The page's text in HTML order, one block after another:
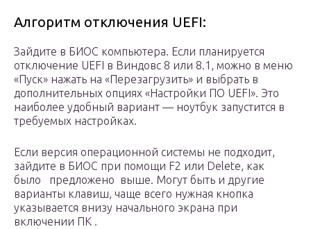
Алгоритм отключения UEFI:
Зайдите в БИОС компьютера. Если планируется
отключение UEFI в Виндовс 8 или 8.1, можно в меню
«Пуск» нажать на «Перезагрузить» и выбрать в
дополнительных опциях «Настройки ПО UEFI». Это
наиболее удобный вариант — ноутбук запустится в
требуемых настройках.
Если версия операционной системы не подходит,
зайдите в БИОС при помощи F2 или Delete, как
было предложено выше. Могут быть и другие
варианты клавиш, чаще всего нужная кнопка
указывается внизу начального экрана при
включении ПК .